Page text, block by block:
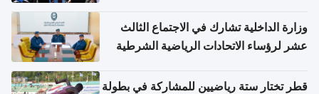
وزارة الداخلية تشارك في الاجتماع الثالث
عشر لرؤساء الاتحادات الرياضية الشرطية
قطر تختار ستة رياضيين للمشاركة في بطولة